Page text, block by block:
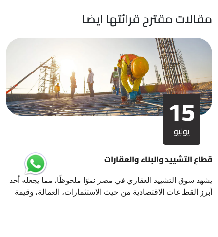
مقالات مقترح قرائتها ايضا
15
يوليو
قطاع التشييد والبناء والعقارات
يشهد سوق التشييد العقاري في مصر نموًا ملحوظًا، مما يجعله أحد
أبرز القطاعات الاقتصادية من حيث الاستثمارات، العمالة، وقيمة